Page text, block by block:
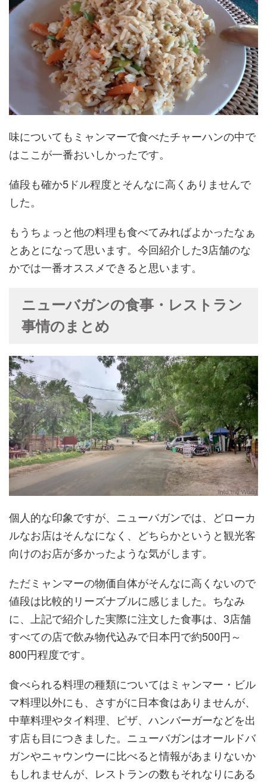
味についてもミャンマーで食べたチャーハンの中で
はここが一番おいしかったです。
値段も確か5ドル程度とそんなに高くありませんで
した。
もうちょっと他の料理も食べてみればよかったなぁ
とあとになって思います。今回紹介した3店舗のな
かでは一番オススメできると思います。
ニューバガンの食事・レストラン
事情のまとめ
個人的な印象ですが、ニューバガンでは、どローカ
ルなお店はそんなになく、どちらかというと観光客
向けのお店が多かったような気がします。
ただミャンマーの物価自体がそんなに高くないので
値段は比較的リーズナブルに感じました。ちなみ
に、上記で紹介した実際に注文した食事は、3店舗
すべての店で飲み物代込みで日本円で約500円～
800円程度です。
食べられる料理の種類についてはミャンマー・ビル
マ料理以外にも、さすがに日本食はありませんが、
中華料理やタイ料理、ピザ、ハンバーガーなどを出
す店も目につきました。ニューバガンはオールドバ
ガンやニャウンウーに比べると情報があまりないか
もしれませんが、レストランの数もそれなりにある